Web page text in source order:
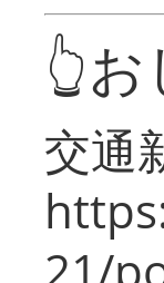
👆
交通